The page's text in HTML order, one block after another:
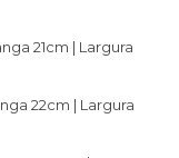
21cm | Largura
22cm | Largura